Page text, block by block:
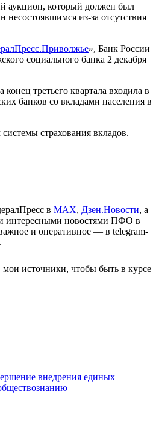
аукцион, который должен был
несостоявшимся из-за отсутствия
», Банк России
социального банка 2 декабря
третьего квартала входила в
банков со вкладами населения в
страхования вкладов.
в МАХ, Дзен.Новости, а
интересными новостями ПФО в
и оперативное — в telegram-
мои источники, чтобы быть в курсе
внедрения единых